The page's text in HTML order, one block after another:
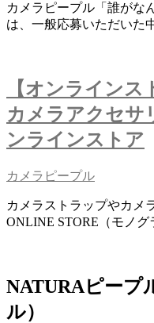
カメラピープル「誰がな
は、一般応募いただいた
【オンライン
カメラアクセサ
ンラインストア
カメラピープル
カメラストラップやカメ
ONLINE STORE（モノ
NATURAピープ
ル）